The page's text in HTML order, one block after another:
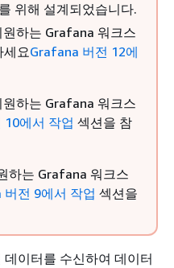
위해 설계되었습니다.
하는 Grafana 워크스
세요Grafana 버전 12에
하는 Grafana 워크스
에서 작업 섹션을 참
하는 Grafana 워크스
전 9에서 작업 섹션을
이터를 수신하여 데이터